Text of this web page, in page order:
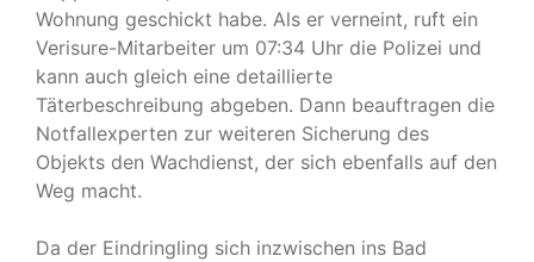
Wohnung geschickt habe. Als er verneint, ruft ein
Verisure-Mitarbeiter um 07:34 Uhr die Polizei und
kann auch gleich eine detaillierte
Täterbeschreibung abgeben. Dann beauftragen die
Notfallexperten zur weiteren Sicherung des
Objekts den Wachdienst, der sich ebenfalls auf den
Weg macht.
Da der Eindringling sich inzwischen ins Bad